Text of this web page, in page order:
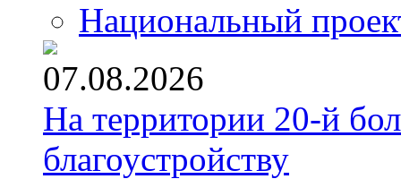
Национальный
07.08.2026
На территории 20-й
благоустройству